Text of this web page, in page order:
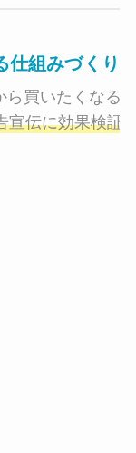
仕組みづくり
買いたくなる
宣伝に効果検証